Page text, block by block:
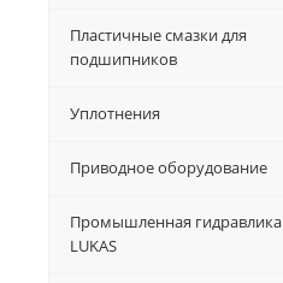
Пластичные смазки для
подшипников
Уплотнения
Приводное оборудование
Промышленная гидравлика
LUKAS